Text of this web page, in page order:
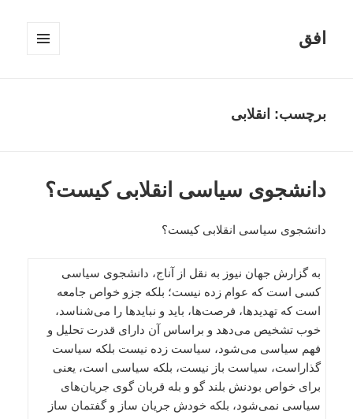
افق
برچسب: انقلابی
دانشجوی سیاسی انقلابی کیست؟
دانشجوی سیاسی انقلابی کیست؟
به گزارش جهان نیوز به نقل از آناج، دانشجوی سیاسی
کسی است که عوام زده نیست؛ بلکه جزو خواص جامعه
است که تهدیدها، فرصت‌‌‌ها، باید و نبایدها را می‌‌شناسد،
خوب تشخیص می‌‌دهد و براساس آن دارای قدرت تحلیل و
فهم سیاسی می‌‌شود، سیاست زده نیست بلکه سیاست
گذاراست، سیاست باز نیست، بلکه سیاسی است، یعنی
برای خواص بودنش بلند گو و بله قربان گوی جریان‌‌های
سیاسی نمی‌‌شود، بلکه خودش جریان ساز و گفتمان ساز